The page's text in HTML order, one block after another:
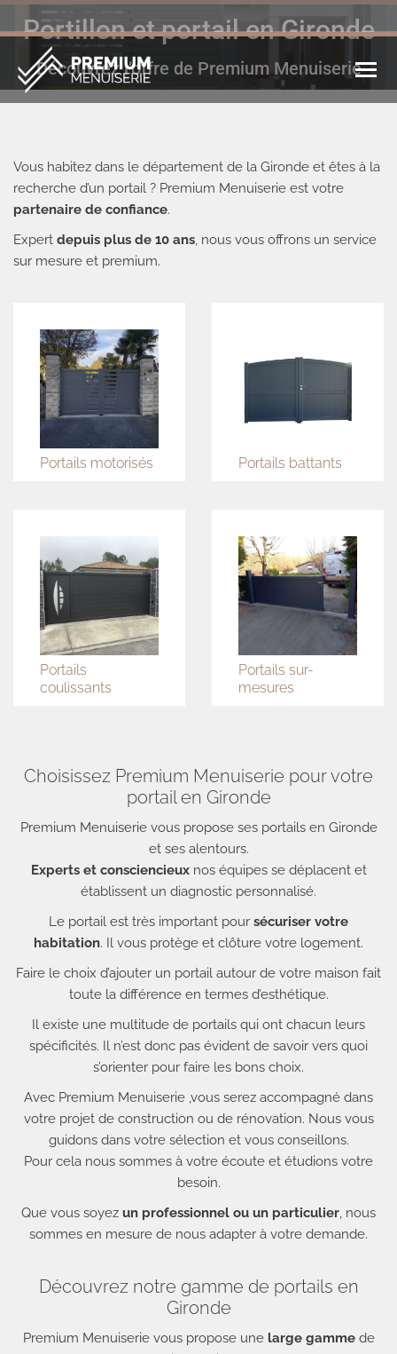
Portillon et portail en Gironde
Découvrez l’offre de Premium Menuiserie
Vous êtes ici :
Vous habitez dans le département de la Gironde et êtes à la
recherche d’un portail ? Premium Menuiserie est votre
partenaire de confiance.
Expert depuis plus de 10 ans, nous vous offrons un service
sur mesure et premium.
Portails motorisés Portails battants
Portails
coulissants
Portails sur-
mesures
Choisissez Premium Menuiserie pour votre
portail en Gironde
Premium Menuiserie vous propose ses portails en Gironde
et ses alentours.
Experts et consciencieuxnos équipes se déplacent et
établissent un diagnostic personnalisé.
Le portail est très important pour sécuriser votre
habitation. Il vous protège et clôture votre logement.
Faire le choix d’ajouter un portail autour de votre maison fait
toute la différence en termes d’esthétique.
Il existe une multitude de portails qui ont chacun leurs
spécificités. Il n’est donc pas évident de savoir vers quoi
s’orienter pour faire les bons choix.
Avec Premium Menuiserie ,vous serez accompagné dans
votre projet de construction ou de rénovation. Nous vous
guidons dans votre sélection et vous conseillons.
Pour cela nous sommes à votre écoute et étudions votre
besoin.
Que vous soyez un professionnel ou un particulier, nous
sommes en mesure de nous adapter à votre demande.
Découvrez notre gamme de portails en
Gironde
Premium Menuiserie vous propose une large gammede